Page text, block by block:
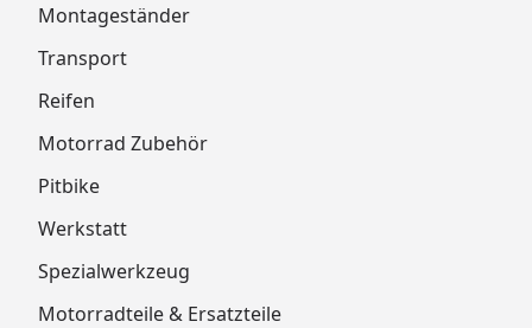
Montageständer
Transport
Reifen
Motorrad Zubehör
Pitbike
Werkstatt
Spezialwerkzeug
Motorradteile & Ersatzteile